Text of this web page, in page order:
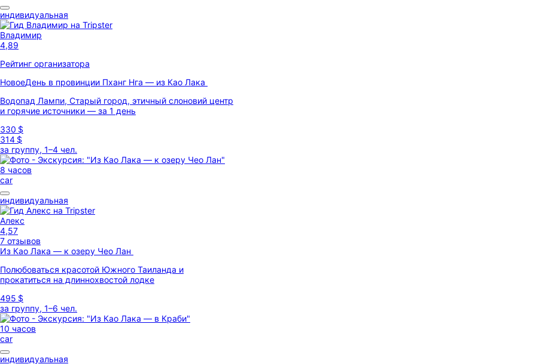
индивидуальная
Владимир
4,89
Рейтинг организатора
НовоеДень в провинции Пханг Нга — из Као Лака
Водопад Лампи, Старый город, этичный слоновий центр
и горячие источники — за 1 день
330 $
314 $
за группу, 1–4 чел.
8 часов
car
индивидуальная
Алекс
4,57
7 отзывов
Из Као Лака — к озеру Чео Лан
Полюбоваться красотой Южного Таиланда и
прокатиться на длиннохвостой лодке
495 $
за группу, 1–6 чел.
10 часов
car
индивидуальная